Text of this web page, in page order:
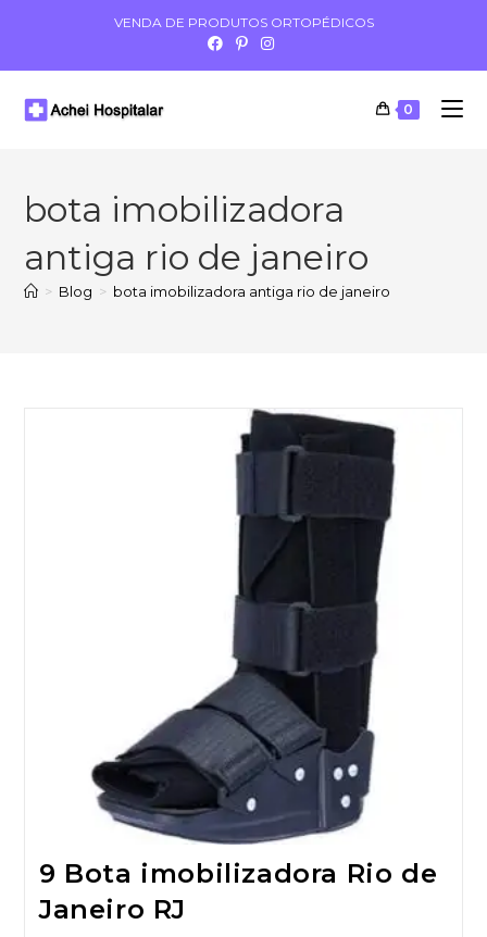
VENDA DE PRODUTOS ORTOPÉDICOS
0
bota imobilizadora
antiga rio de janeiro
> Blog > bota imobilizadora antiga rio de janeiro
9 Bota imobilizadora Rio de
Janeiro RJ